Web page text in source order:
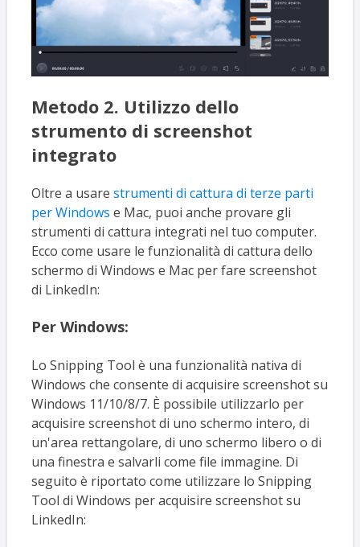
Metodo 2. Utilizzo dello
strumento di screenshot
integrato
Oltre a usare strumenti di cattura di terze parti
per Windows e Mac, puoi anche provare gli
strumenti di cattura integrati nel tuo computer.
Ecco come usare le funzionalità di cattura dello
schermo di Windows e Mac per fare screenshot
di LinkedIn:
Per Windows:
Lo Snipping Tool è una funzionalità nativa di
Windows che consente di acquisire screenshot su
Windows 11/10/8/7. È possibile utilizzarlo per
acquisire screenshot di uno schermo intero, di
un'area rettangolare, di uno schermo libero o di
una finestra e salvarli come file immagine. Di
seguito è riportato come utilizzare lo Snipping
Tool di Windows per acquisire screenshot su
LinkedIn: